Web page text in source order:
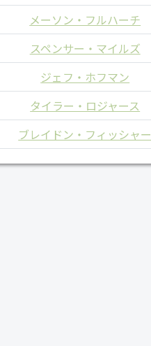
メーソン・フルハーチ
スペンサー・マイルズ
ジェフ・ホフマン
タイラー・ロジャース
ブレイドン・フィッシャー